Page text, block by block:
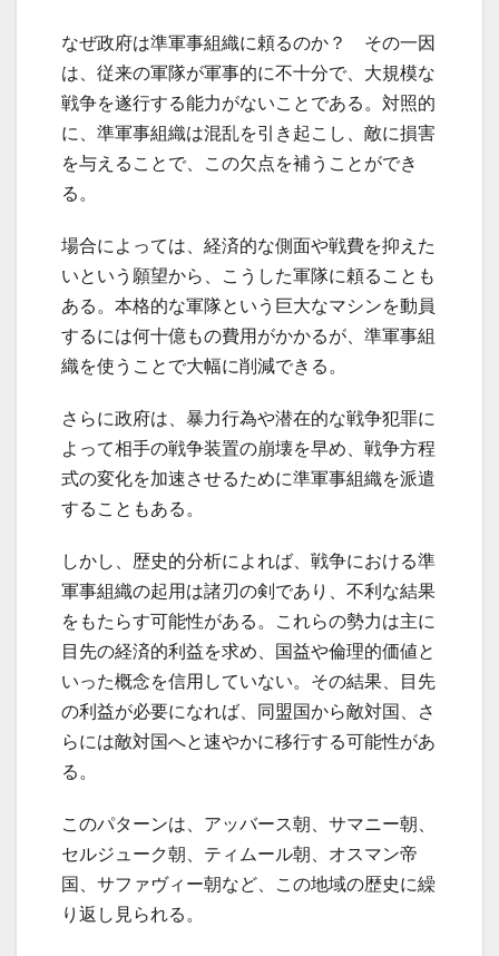
なぜ政府は準軍事組織に頼るのか？ その一因
は、従来の軍隊が軍事的に不十分で、大規模な
戦争を遂行する能力がないことである。対照的
に、準軍事組織は混乱を引き起こし、敵に損害
を与えることで、この欠点を補うことができ
る。
場合によっては、経済的な側面や戦費を抑えた
いという願望から、こうした軍隊に頼ることも
ある。本格的な軍隊という巨大なマシンを動員
するには何十億もの費用がかかるが、準軍事組
織を使うことで大幅に削減できる。
さらに政府は、暴力行為や潜在的な戦争犯罪に
よって相手の戦争装置の崩壊を早め、戦争方程
式の変化を加速させるために準軍事組織を派遣
することもある。
しかし、歴史的分析によれば、戦争における準
軍事組織の起用は諸刃の剣であり、不利な結果
をもたらす可能性がある。これらの勢力は主に
目先の経済的利益を求め、国益や倫理的価値と
いった概念を信用していない。その結果、目先
の利益が必要になれば、同盟国から敵対国、さ
らには敵対国へと速やかに移行する可能性があ
る。
このパターンは、アッバース朝、サマニー朝、
セルジューク朝、ティムール朝、オスマン帝
国、サファヴィー朝など、この地域の歴史に繰
り返し見られる。